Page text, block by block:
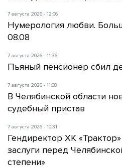
7 августа 2026 - 12:06
Нумерология любви.
08.08
7 августа 2026 - 11:36
Пьяный пенсионер сбил
7 августа 2026 - 11:08
В Челябинской области
судебный пристав
7 августа 2026 - 10:31
Гендиректор ХК
заслуги перед
степени»